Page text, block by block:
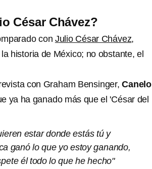
César Chávez?
con Julio César Chávez,
historia de México; no obstante, el
con Graham Bensinger,Canelo
ya ha ganado más que el 'César del
estar donde estás tú y
ganó lo que yo estoy ganando,
él todo lo que he hecho"